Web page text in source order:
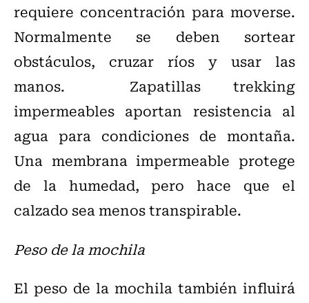
requiere concentración para moverse.
Normalmente se deben sortear
obstáculos, cruzar ríos y usar las
manos. Zapatillas trekking
impermeables aportan resistencia al
agua para condiciones de montaña.
Una membrana impermeable protege
de la humedad, pero hace que el
calzado sea menos transpirable.
Peso de la mochila
El peso de la mochila también influirá